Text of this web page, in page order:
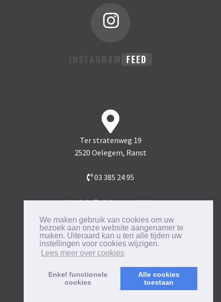
We maken gebruik van cookies om uw
bezoek aan onze website aangenamer te
maken. Uiteraard kan u ten alle tijden uw
instellingen voor cookies wijzigen.
Lees meer over cookies
Enkel functionele
cookies
Alle cookies
toestaan
FEED
Ter stratenweg 19
2520 Oelegem, Ranst
03 385 24 95
alain@alainmattele.be
BTW
0474.102.940